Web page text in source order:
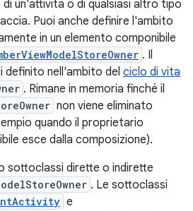
un'attività o di qualsiasi altro tipo
Puoi anche definire l'ambito
in un elemento componibile
. Il
definito nell'ambito del ciclo di vita
. Rimane in memoria finché il
non viene eliminato
quando il proprietario
esce dalla composizione).
sottoclassi dirette o indirette
. Le sottoclassi
e